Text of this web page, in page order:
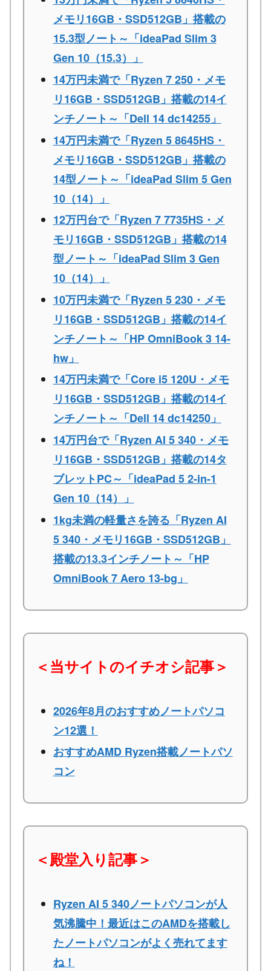
メモリ16GB・SSD512GB」搭載の
15.3型ノート～「ideaPad Slim 3
Gen 10（15.3）」
14万円未満で「Ryzen 7 250・メモ
リ16GB・SSD512GB」搭載の14イ
ンチノート～「Dell 14 dc14255」
14万円未満で「Ryzen 5 8645HS・
メモリ16GB・SSD512GB」搭載の
14型ノート～「ideaPad Slim 5 Gen
10（14）」
12万円台で「Ryzen 7 7735HS・メ
モリ16GB・SSD512GB」搭載の14
型ノート～「ideaPad Slim 3 Gen
10（14）」
10万円未満で「Ryzen 5 230・メモ
リ16GB・SSD512GB」搭載の14イ
ンチノート～「HP OmniBook 3 14-
hw」
14万円未満で「Core i5 120U・メモ
リ16GB・SSD512GB」搭載の14イ
ンチノート～「Dell 14 dc14250」
14万円台で「Ryzen AI 5 340・メモ
リ16GB・SSD512GB」搭載の14タ
ブレットPC～「ideaPad 5 2-in-1
Gen 10（14）」
1kg未満の軽量さを誇る「Ryzen AI
5 340・メモリ16GB・SSD512GB」
搭載の13.3インチノート～「HP
OmniBook 7 Aero 13-bg」
＜当サイトのイチオシ記事＞
2026年8月のおすすめノートパソコ
ン12選！
おすすめAMD Ryzen搭載ノートパソ
コン
＜殿堂入り記事＞
Ryzen AI 5 340ノートパソコンが人
気沸騰中！最近はこのAMDを搭載し
たノートパソコンがよく売れてます
ね！